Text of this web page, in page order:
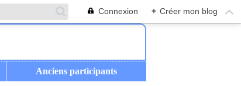
Connexion + Créer mon blog
Anciens participants